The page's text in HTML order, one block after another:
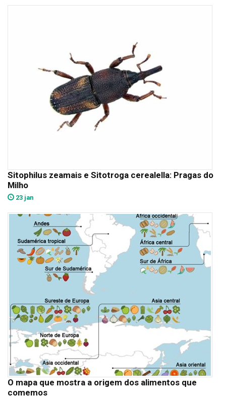
Sitophilus zeamais e Sitotroga cerealella: Pragas do
Milho
23 jan
O mapa que mostra a origem dos alimentos que
comemos